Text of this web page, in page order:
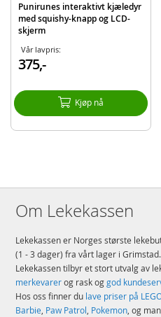
Punirunes interaktivt kjæledyr
med squishy-knapp og LCD-
skjerm
Vår lavpris:
375,-
Kjøp nå
Om Lekekassen
Lekekassen er Norges største
(1 - 3 dager) fra vårt lager i Grimstad.
Lekekassen tilbyr et stort utvalg av
merkevarerog rask oggod
Hos oss finner du lave priser på
Barbie, Paw Patrol, Pokemon, og